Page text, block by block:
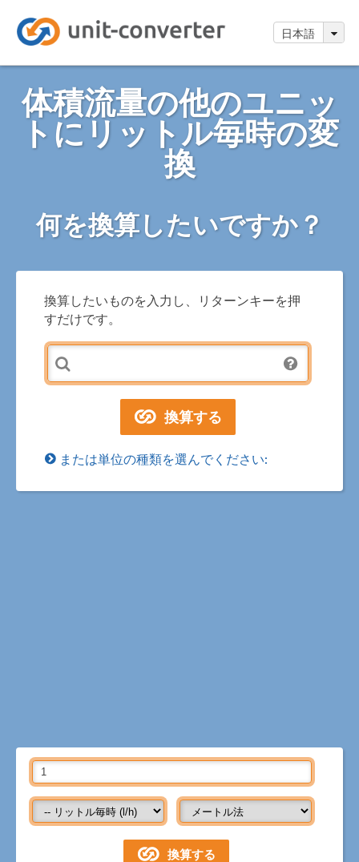
日本語
体積流量の他のユニッ
トにリットル毎時の変
換
何を換算したいですか？
換算したいものを入力し、リターンキーを押
すだけです。
または単位の種類を選んでください: